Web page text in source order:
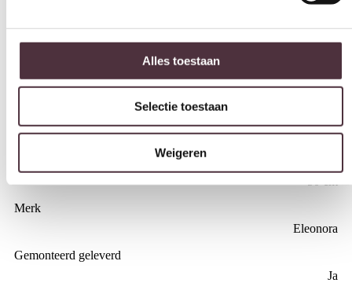
Alles toestaan
Selectie toestaan
Weigeren
Eiken, Eiken fineer
264 cm
47 cm
Merk
Eleonora
Gemonteerd geleverd
Ja